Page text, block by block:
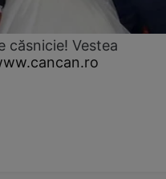
căsnicie! Vestea